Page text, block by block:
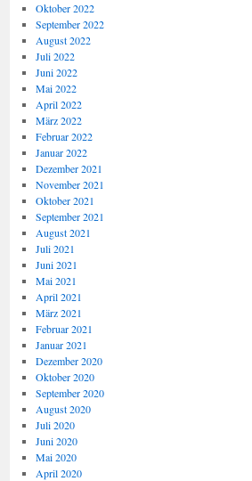
Oktober 2022
September 2022
August 2022
Juli 2022
Juni 2022
Mai 2022
April 2022
März 2022
Februar 2022
Januar 2022
Dezember 2021
November 2021
Oktober 2021
September 2021
August 2021
Juli 2021
Juni 2021
Mai 2021
April 2021
März 2021
Februar 2021
Januar 2021
Dezember 2020
Oktober 2020
September 2020
August 2020
Juli 2020
Juni 2020
Mai 2020
April 2020